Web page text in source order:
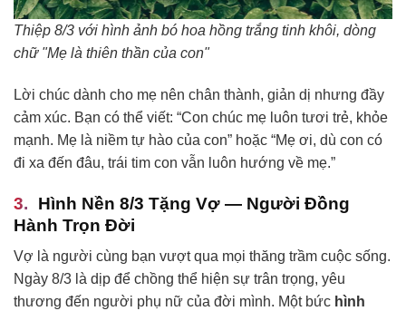
Thiệp 8/3 với hình ảnh bó hoa hồng trắng tinh khôi, dòng
chữ "Mẹ là thiên thần của con"
Lời chúc dành cho mẹ nên chân thành, giản dị nhưng đầy
cảm xúc. Bạn có thể viết: “Con chúc mẹ luôn tươi trẻ, khỏe
mạnh. Mẹ là niềm tự hào của con” hoặc “Mẹ ơi, dù con có
đi xa đến đâu, trái tim con vẫn luôn hướng về mẹ.”
Hình Nền 8/3 Tặng Vợ — Người Đồng
Hành Trọn Đời
Vợ là người cùng bạn vượt qua mọi thăng trầm cuộc sống.
Ngày 8/3 là dịp để chồng thể hiện sự trân trọng, yêu
thương đến người phụ nữ của đời mình. Một bức hình